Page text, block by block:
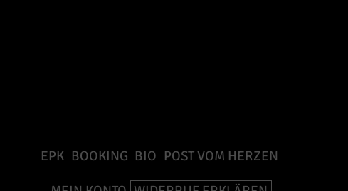
EPK BOOKING BIO POST VOM HERZEN